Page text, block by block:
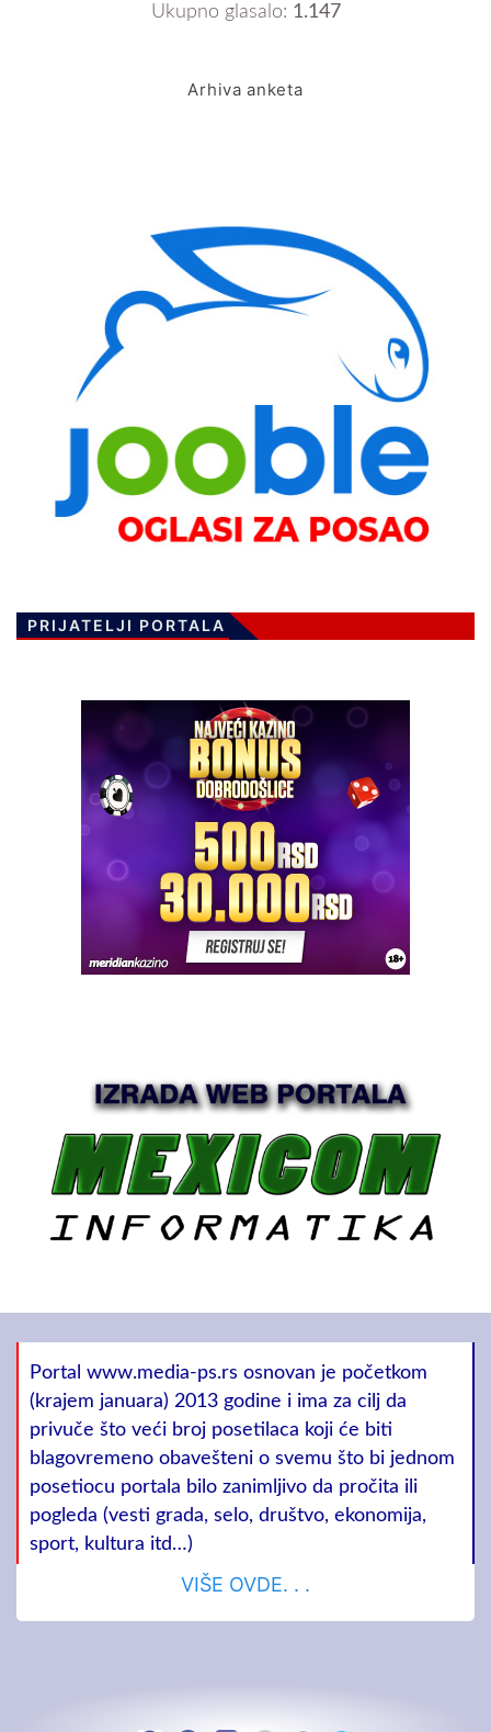
Ukupno glasalo: 1.147
Arhiva anketa
PRIJATELJI PORTALA
Portal www.media-ps.rs osnovan je početkom
(krajem januara) 2013 godine i ima za cilj da
privuče što veći broj posetilaca koji će biti
blagovremeno obavešteni o svemu što bi jednom
posetiocu portala bilo zanimljivo da pročita ili
pogleda (vesti grada, selo, društvo, ekonomija,
sport, kultura itd…)
VIŠE OVDE. . .